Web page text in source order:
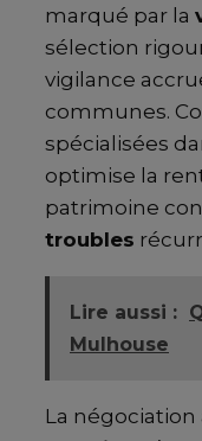
marqué par la
sélection
vigilance
communes.
spécialisées
optimise la
patrimoine
troubles
Lire aussi :
Mulhouse
La négociation